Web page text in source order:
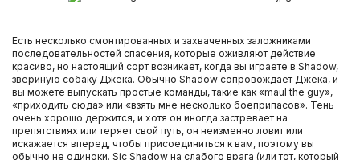
Есть несколько смонтированных и захваченных заложниками
последовательностей спасения, которые оживляют действие
красиво, но настоящий сорт возникает, когда вы играете в Shadow,
звериную собаку Джека. Обычно Shadow сопровождает Джека, и
вы можете выпускать простые команды, такие как «maul the guy»,
«приходить сюда» или «взять мне несколько боеприпасов». Тень
очень хорошо держится, и хотя он иногда застревает на
препятствиях или теряет свой путь, он неизменно ловит или
искажается вперед, чтобы присоединиться к вам, поэтому вы
обычно не одиноки. Sic Shadow на слабого врага (или тот, который